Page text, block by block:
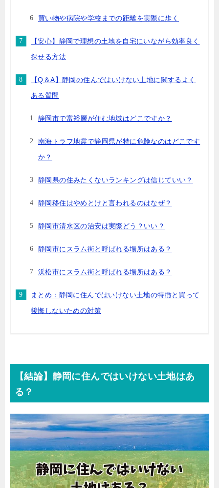
買い物や病院や学校までの距離を実際に歩く
【安心】静岡で理想の土地を自宅にいながら効率良く
探せる方法
【Q＆A】静岡の住んではいけない土地に関するよく
ある質問
静岡市で富裕層が住む地域はどこですか？
南海トラフ地震で静岡県が特に危険なのはどこです
か？
静岡県の住みたくないランキングは信じていい？
静岡移住はやめとけと言われるのはなぜ？
静岡市清水区の治安は実際どう？いい？
静岡市にスラム街と呼ばれる場所はある？
浜松市にスラム街と呼ばれる場所はある？
まとめ：静岡に住んではいけない土地の特徴と買って
後悔しないための対策
【結論】静岡に住んではいけない土地はあ
る？